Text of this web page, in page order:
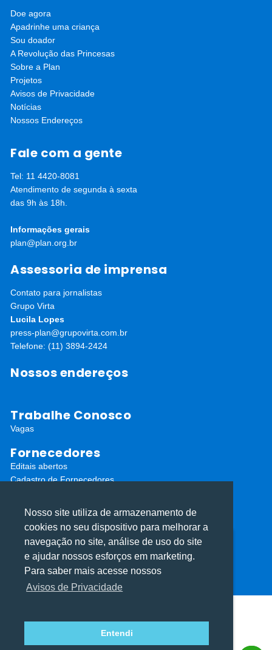
Utilizamos cookies para oferecer melhor
experiência, melhorar o desempenho, analisar
como você interage em nosso site e
personalizar conteúdo.
Recusar Cookies Aceitar Cookies
Utilizamos cookies para oferecer melhor
experiência, melhorar o desempenho, analisar
como você interage em nosso site e
personalizar conteúdo.
Recusar Cookies Aceitar Cookies
para serem protagonistas de suas vidas. O projeto também tem
uma frente com foco em saúde e higiene menstrual, para que
jovens conheçam seus ciclos e tenham mais informações
sobre direitos sexuais e reprodutivos. Na Bahia, o projeto
também viabilizou a reforma de banheiros em escolas
públicas, o que beneficia meninas, meninos e suas
comunidades.
Doe agora
Apadrinhe uma criança
Sou doador
A Revolução das Princesas
Sobre a Plan
Projetos
Avisos de Privacidade
Notícias
Nossos Endereços
Fale com a gente
Tel: 11 4420-8081
Atendimento de segunda à sexta
das 9h às 18h.
Informações gerais
plan@plan.org.br
Assessoria de imprensa
Contato para jornalistas
Grupo Virta
Lucila Lopes
press-plan@grupovirta.com.br
Telefone: (11) 3894-2424
Nossos endereços
Trabalhe Conosco
Vagas
Fornecedores
Editais abertos
Cadastro de Fornecedores
Nosso site utiliza de armazenamento de
cookies no seu dispositivo para melhorar a
navegação no site, análise de uso do site
e ajudar nossos esforços em marketing.
Para saber mais acesse nossos
Avisos de Privacidade
Entendi